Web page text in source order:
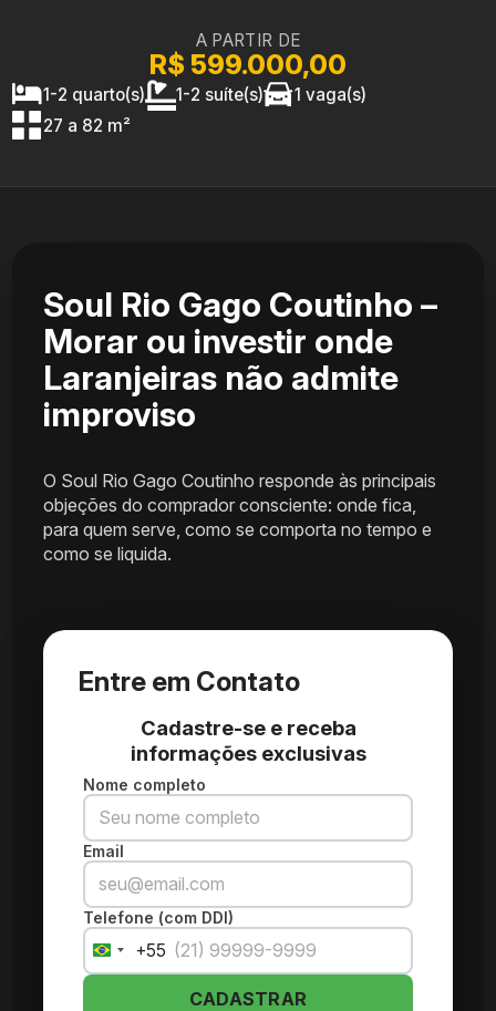
A PARTIR DE
R$ 599.000,00
1-2 quarto(s) 1-2 suíte(s)
1 vaga(s)
27 a 82 m²
Soul Rio Gago Coutinho –
Morar ou investir onde
Laranjeiras não admite
improviso
O Soul Rio Gago Coutinho responde às principais
objeções do comprador consciente: onde fica,
para quem serve, como se comporta no tempo e
como se liquida.
Entre em Contato
Cadastre-se e receba
informações exclusivas
Nome completo
Email
Telefone (com DDI)
Brazil
+55
+55
CADASTRAR